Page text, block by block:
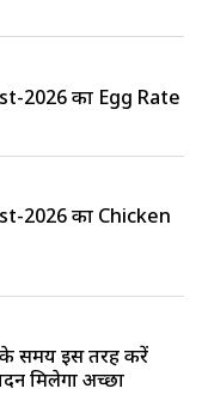
2026 का Egg Rate
2026 का Chicken
समय इस तरह करें
मिलेगा अच्छा